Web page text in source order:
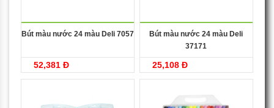
Bút màu nước 24 màu Deli 7057
52,381 Đ
Bút màu nước 24 màu Deli
37171
25,108 Đ